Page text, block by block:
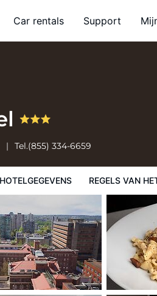
Car rentals Support
Tel.(855) 334-6659
HOTELGEGEVENS REGELS VAN